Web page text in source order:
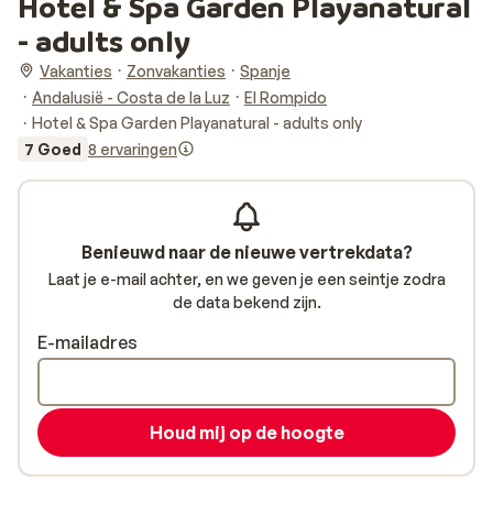
- adults only
Vakanties Zonvakanties
Spanje
Andalusië - Costa de la Luz
El Rompido
Hotel & Spa Garden Playanatural - adults only
7 Goed 8 ervaringen
Benieuwd naar de nieuwe vertrekdata?
Laat je e-mail achter, en we geven je een seintje zodra
de data bekend zijn.
E-mailadres
Houd mij op de hoogte